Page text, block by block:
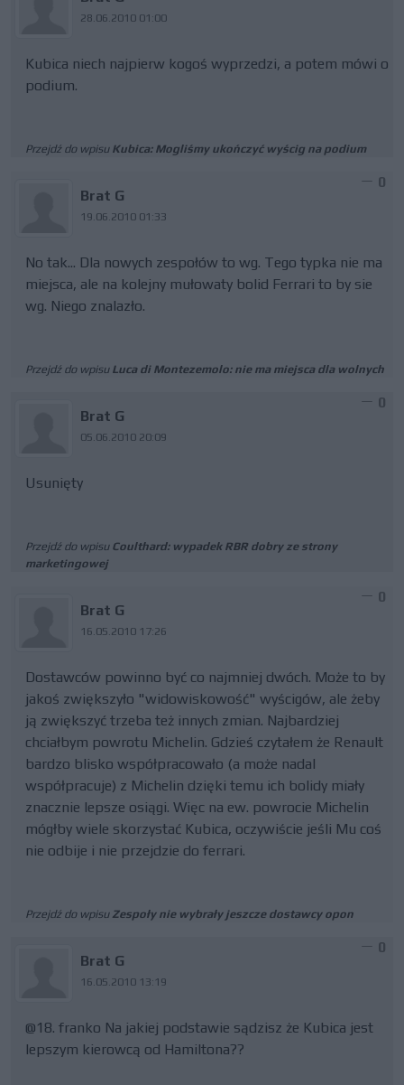
28.06.2010 01:00
Kubica niech najpierw kogoś wyprzedzi, a potem mówi o
podium.
Przejdź do wpisu Kubica: Mogliśmy ukończyć wyścig na podium
Brat G
19.06.2010 01:33
0
No tak... Dla nowych zespołów to wg. Tego typka nie ma
miejsca, ale na kolejny mułowaty bolid Ferrari to by sie
wg. Niego znalazło.
Przejdź do wpisu Luca di Montezemolo: nie ma miejsca dla wolnych
Brat G
05.06.2010 20:09
0
Usunięty
Przejdź do wpisu Coulthard: wypadek RBR dobry ze strony
marketingowej
Brat G
16.05.2010 17:26
0
Dostawców powinno być co najmniej dwóch. Może to by
jakoś zwiększyło "widowiskowość" wyścigów, ale żeby
ją zwiększyć trzeba też innych zmian. Najbardziej
chciałbym powrotu Michelin. Gdzieś czytałem że Renault
bardzo blisko współpracowało (a może nadal
współpracuje) z Michelin dzięki temu ich bolidy miały
znacznie lepsze osiągi. Więc na ew. powrocie Michelin
mógłby wiele skorzystać Kubica, oczywiście jeśli Mu coś
nie odbije i nie przejdzie do ferrari.
Przejdź do wpisu Zespoły nie wybrały jeszcze dostawcy opon
Brat G
16.05.2010 13:19
0
@18. franko Na jakiej podstawie sądzisz że Kubica jest
lepszym kierowcą od Hamiltona??